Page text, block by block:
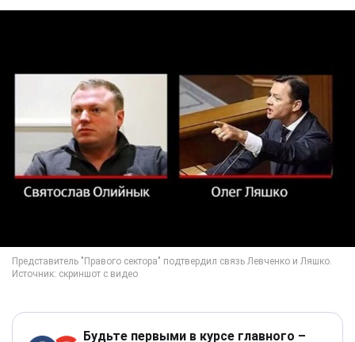
Будьте первыми в курсе главного –